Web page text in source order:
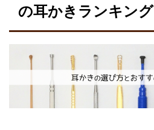
の耳かきランキング